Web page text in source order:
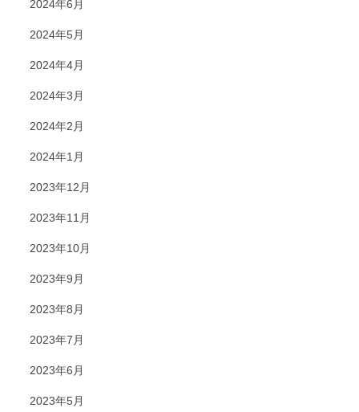
2024年6月
2024年5月
2024年4月
2024年3月
2024年2月
2024年1月
2023年12月
2023年11月
2023年10月
2023年9月
2023年8月
2023年7月
2023年6月
2023年5月